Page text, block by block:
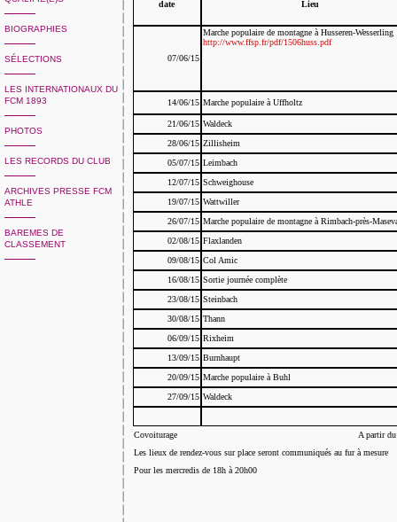
BIOGRAPHIES
SÉLECTIONS
LES INTERNATIONAUX DU
FCM 1893
PHOTOS
LES RECORDS DU CLUB
ARCHIVES PRESSE FCM
ATHLE
BAREMES DE
CLASSEMENT
date Lieu
07/06/15
Marche populaire de montagne à Husseren-Wesserling
http://www.ffsp.fr/pdf/1506huss.pdf
14/06/15 Marche populaire à Uffholtz
21/06/15 Waldeck
28/06/15 Zillisheim
05/07/15 Leimbach
12/07/15 Schweighouse
19/07/15 Wattwiller
26/07/15 Marche populaire de montagne à Rimbach-près-
02/08/15 Flaxlanden
09/08/15 Col Amic
16/08/15 Sortie journée complète
23/08/15 Steinbach
30/08/15 Thann
06/09/15 Rixheim
13/09/15 Burnhaupt
20/09/15 Marche populaire à Buhl
27/09/15 Waldeck
Covoiturage
A partir
Les lieux de rendez-vous sur place seront communiqués au fur à mesure
Pour les mercredis de 18h à 20h00